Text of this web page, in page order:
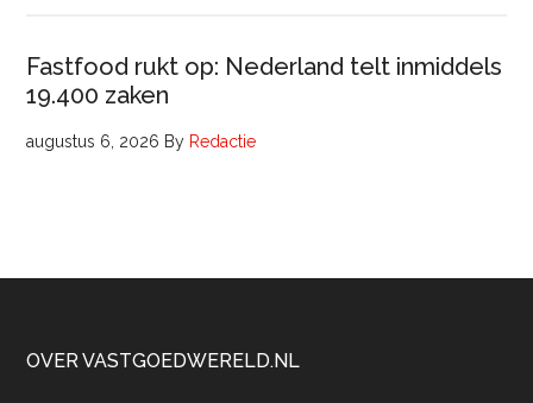
Fastfood rukt op: Nederland telt inmiddels
19.400 zaken
augustus 6, 2026 By Redactie
Footer
OVER VASTGOEDWERELD.NL